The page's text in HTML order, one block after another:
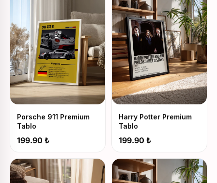
Porsche 911 Premium
Tablo
199.90 ₺
Harry Potter Premium
Tablo
199.90 ₺